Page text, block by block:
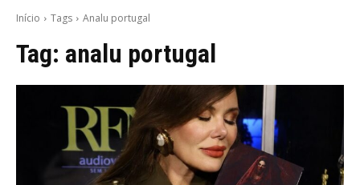
Início Tags Analu portugal
Tag: analu portugal